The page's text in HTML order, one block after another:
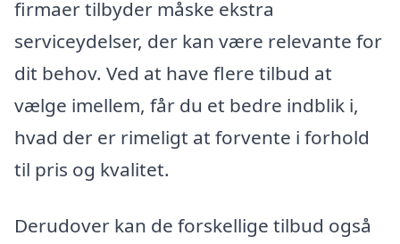
firmaer tilbyder måske ekstra
serviceydelser, der kan være relevante for
dit behov. Ved at have flere tilbud at
vælge imellem, får du et bedre indblik i,
hvad der er rimeligt at forvente i forhold
til pris og kvalitet.
Derudover kan de forskellige tilbud også